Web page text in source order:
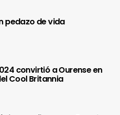
pedazo de vida
convirtió a Ourense en
Cool Britannia